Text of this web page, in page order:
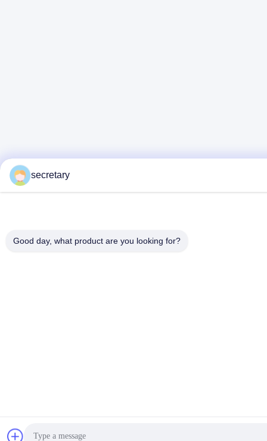
secretary
Good day, what product are you looking for?